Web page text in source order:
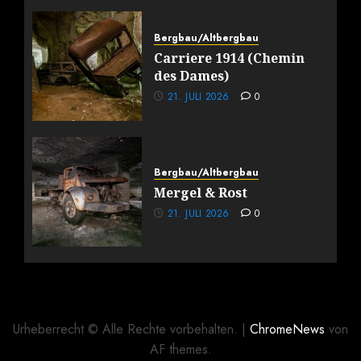
Bergbau/Altbergbau
Carriere 1914 (Chemin
des Dames)
21. JULI 2026 0
Bergbau/Altbergbau
Mergel & Rost
21. JULI 2026 0
Urheberrecht © Alle Rechte vorbehalten. | ChromeNews von
AF themes.